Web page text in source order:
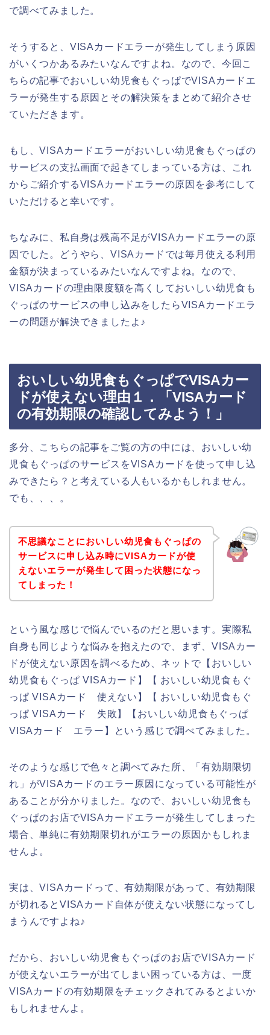
で調べてみました。
そうすると、VISAカードエラーが発生してしまう原因
がいくつかあるみたいなんですよね。なので、今回こ
ちらの記事でおいしい幼児食もぐっぱでVISAカードエ
ラーが発生する原因とその解決策をまとめて紹介させ
ていただきます。
もし、VISAカードエラーがおいしい幼児食もぐっぱの
サービスの支払画面で起きてしまっている方は、これ
からご紹介するVISAカードエラーの原因を参考にして
いただけると幸いです。
ちなみに、私自身は残高不足がVISAカードエラーの原
因でした。どうやら、VISAカードでは毎月使える利用
金額が決まっているみたいなんですよね。なので、
VISAカードの理由限度額を高くしておいしい幼児食も
ぐっぱのサービスの申し込みをしたらVISAカードエラ
ーの問題が解決できましたよ♪
おいしい幼児食もぐっぱでVISAカー
ドが使えない理由１．「VISAカード
の有効期限の確認してみよう！」
多分、こちらの記事をご覧の方の中には、おいしい幼
児食もぐっぱのサービスをVISAカードを使って申し込
みできたら？と考えている人もいるかもしれません。
でも、、、。
不思議なことにおいしい幼児食もぐっぱの
サービスに申し込み時にVISAカードが使
えないエラーが発生して困った状態になっ
てしまった！
という風な感じで悩んでいるのだと思います。実際私
自身も同じような悩みを抱えたので、まず、VISAカー
ドが使えない原因を調べるため、ネットで【おいしい
幼児食もぐっぱ VISAカード】【 おいしい幼児食もぐ
っぱ VISAカード 使えない】【 おいしい幼児食もぐ
っぱ VISAカード 失敗】【おいしい幼児食もぐっぱ
VISAカード エラー】という感じで調べてみました。
そのような感じで色々と調べてみた所、「有効期限切
れ」がVISAカードのエラー原因になっている可能性が
あることが分かりました。なので、おいしい幼児食も
ぐっぱのお店でVISAカードエラーが発生してしまった
場合、単純に有効期限切れがエラーの原因かもしれま
せんよ。
実は、VISAカードって、有効期限があって、有効期限
が切れるとVISAカード自体が使えない状態になってし
まうんですよね♪
だから、おいしい幼児食もぐっぱのお店でVISAカード
が使えないエラーが出てしまい困っている方は、一度
VISAカードの有効期限をチェックされてみるとよいか
もしれませんよ。